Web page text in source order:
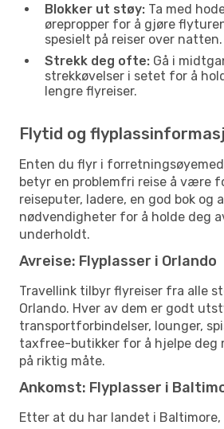
Blokker ut støy: Ta med
ørepropper for å gjøre
spesielt på reiser over natten.
Strekk deg ofte: Gå i
strekkøvelser i setet for å
lengre flyreiser.
Flytid og
Enten du flyr i
betyr en problemfri reise å være
reiseputer, ladere, en god bok og
nødvendigheter for å holde deg
underholdt.
Avreise: Flyplasser i Orlando
Travellink tilbyr flyreiser fra alle
Orlando. Hver av dem er godt
transportforbindelser, lounger,
taxfree-butikker for å hjelpe deg
på riktig måte.
Ankomst: Flyplasser i
Etter at du har landet i